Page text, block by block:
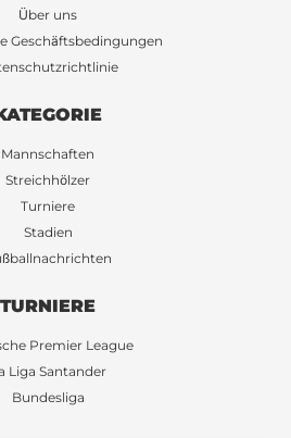
Über uns
Geschäftsbedingungen
Mannschaften
Streichhölzer
Turniere
Stadien
TURNIERE
Premier League
Liga Santander
Bundesliga